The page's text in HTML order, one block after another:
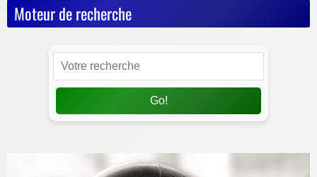
Moteur de recherche
Go!